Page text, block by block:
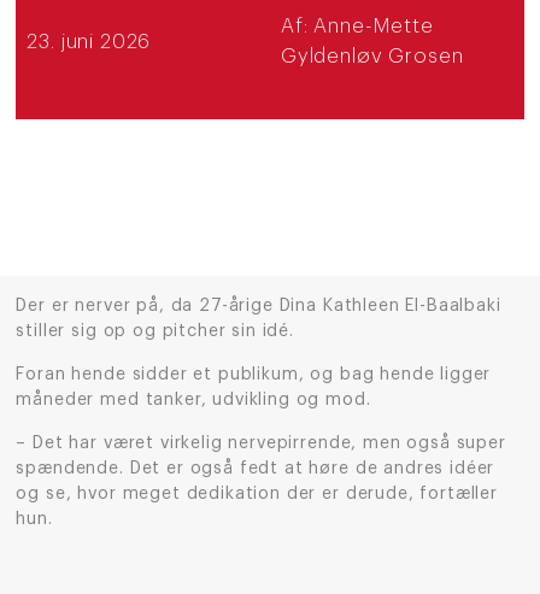
23. juni 2026
Af: Anne-Mette
Gyldenløv Grosen
Der er nerver på, da 27-årige Dina Kathleen El-Baalbaki
stiller sig op og pitcher sin idé.
Foran hende sidder et publikum, og bag hende ligger
måneder med tanker, udvikling og mod.
– Det har været virkelig nervepirrende, men også super
spændende. Det er også fedt at høre de andres idéer
og se, hvor meget dedikation der er derude, fortæller
hun.